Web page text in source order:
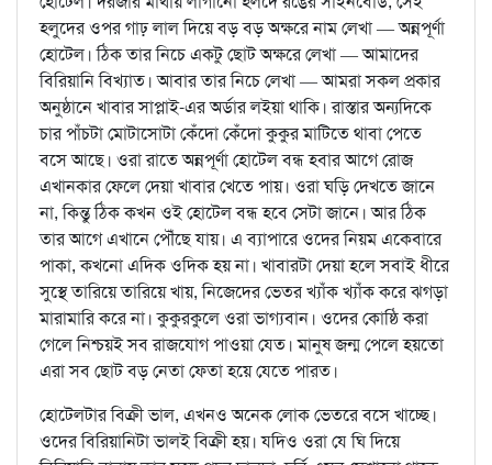
হলুদের ওপর গাঢ় লাল দিয়ে বড় বড় অক্ষরে নাম লেখা — অন্নপূর্ণা
হোটেল। ঠিক তার নিচে একটু ছোট অক্ষরে লেখা — আমাদের
বিরিয়ানি বিখ্যাত। আবার তার নিচে লেখা — আমরা সকল প্রকার
অনুষ্ঠানে খাবার সাপ্লাই-এর অর্ডার লইয়া থাকি। রাস্তার অন্যদিকে
চার পাঁচটা মোটাসোটা কেঁদো কেঁদো কুকুর মাটিতে থাবা পেতে
বসে আছে। ওরা রাতে অন্নপূর্ণা হোটেল বন্ধ হবার আগে রোজ
এখানকার ফেলে দেয়া খাবার খেতে পায়। ওরা ঘড়ি দেখতে জানে
না, কিন্তু ঠিক কখন ওই হোটেল বন্ধ হবে সেটা জানে। আর ঠিক
তার আগে এখানে পৌঁছে যায়। এ ব্যাপারে ওদের নিয়ম একেবারে
পাকা, কখনো এদিক ওদিক হয় না। খাবারটা দেয়া হলে সবাই ধীরে
সুস্থে তারিয়ে তারিয়ে খায়, নিজেদের ভেতর খ্যাঁক খ্যাঁক করে ঝগড়া
মারামারি করে না। কুকুরকুলে ওরা ভাগ্যবান। ওদের কোষ্ঠি করা
গেলে নিশ্চয়ই সব রাজযোগ পাওয়া যেত। মানুষ জন্ম পেলে হয়তো
এরা সব ছোট বড় নেতা ফেতা হয়ে যেতে পারত।
হোটেলটার বিক্রী ভাল, এখনও অনেক লোক ভেতরে বসে খাচ্ছে।
ওদের বিরিয়ানিটা ভালই বিক্রী হয়। যদিও ওরা যে ঘি দিয়ে